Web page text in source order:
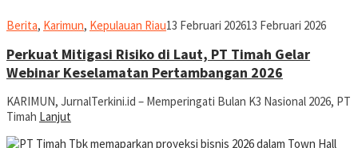
Berita, Karimun, Kepulauan RiauRusdianto
13 Februari 202613 Februari 2026
Perkuat Mitigasi Risiko di Laut, PT Timah Gelar
Webinar Keselamatan Pertambangan 2026
KARIMUN, JurnalTerkini.id – Memperingati Bulan K3 Nasional 2026, PT
Timah Lanjut